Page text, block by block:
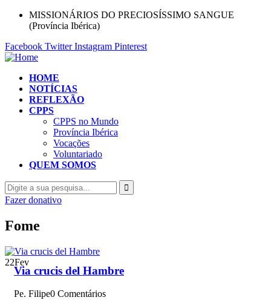
MISSIONÁRIOS DO PRECIOSÍSSIMO SANGUE
(Província Ibérica)
Facebook Twitter Instagram Pinterest
HOME
NOTÍCIAS
REFLEXÃO
CPPS
CPPS no Mundo
Província Ibérica
Vocações
Voluntariado
QUEM SOMOS
Fazer donativo
Fome
22Fev
Via crucis del Hambre
Pe. Filipe0 Comentários